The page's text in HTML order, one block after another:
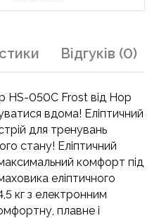
Відгуків (0)
HS-050C Frost від Hop
вдома! Еліптичний
для тренувань
стану! Еліптичний
комфорт під
еліптичного
кг з електронним
плавне і